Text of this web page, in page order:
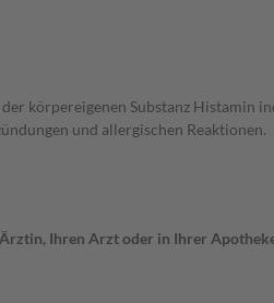
körpereigenen Substanz Histamin
und allergischen Reaktionen.
Ihren Arzt oder in Ihrer